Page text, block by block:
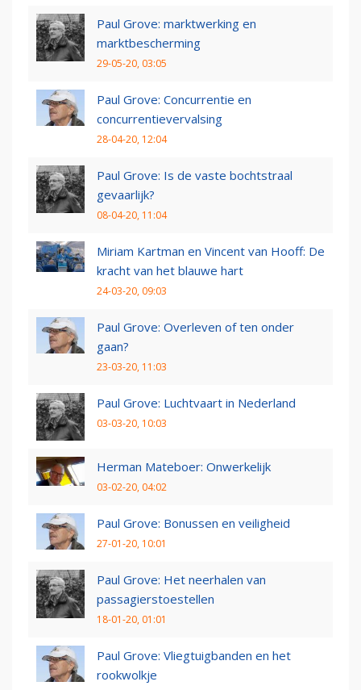
Paul Grove: marktwerking en
marktbescherming
29-05-20, 03:05
Paul Grove: Concurrentie en
concurrentievervalsing
28-04-20, 12:04
Paul Grove: Is de vaste bochtstraal
gevaarlijk?
08-04-20, 11:04
Miriam Kartman en Vincent van Hooff: De
kracht van het blauwe hart
24-03-20, 09:03
Paul Grove: Overleven of ten onder
gaan?
23-03-20, 11:03
Paul Grove: Luchtvaart in Nederland
03-03-20, 10:03
Herman Mateboer: Onwerkelijk
03-02-20, 04:02
Paul Grove: Bonussen en veiligheid
27-01-20, 10:01
Paul Grove: Het neerhalen van
passagierstoestellen
18-01-20, 01:01
Paul Grove: Vliegtuigbanden en het
rookwolkje